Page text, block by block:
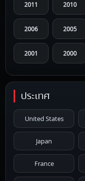
2011 2010
2006 2005
2001 2000
1996 1995
1986 1985
1981 1980
1976 1975
ประเทศ
United States
Japan
France